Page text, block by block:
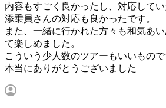
内容もすごく良かったし、対応して
添乗員さんの対応も良かったです。
また、一緒に行かれた方々も和気あ
て楽しめました。
こういう少人数のツアーもいいもので
本当にありがとうございました